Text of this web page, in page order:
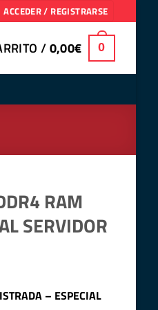
ACCEDER / REGISTRARSE
/0,00€ 0
RAM
SERVIDOR
– ESPECIAL